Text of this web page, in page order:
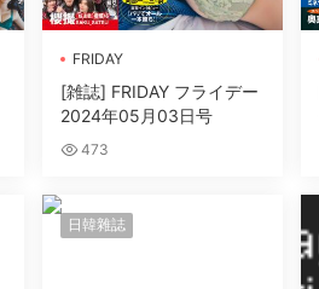
FRIDAY
[雑誌] FRIDAY フライデー
2024年05月03日号
473
日韓雜誌